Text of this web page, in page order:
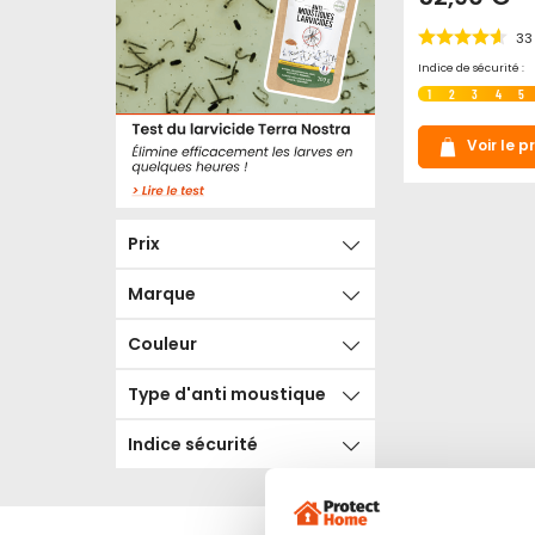
33
Indice de sécurité :
1 2 3 4 5
Voir le
Prix
Marque
Couleur
Type d'anti moustique
Indice sécurité